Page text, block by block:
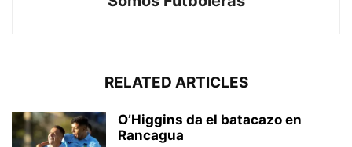
RELATED ARTICLES
O’Higgins da el batacazo en
Rancagua